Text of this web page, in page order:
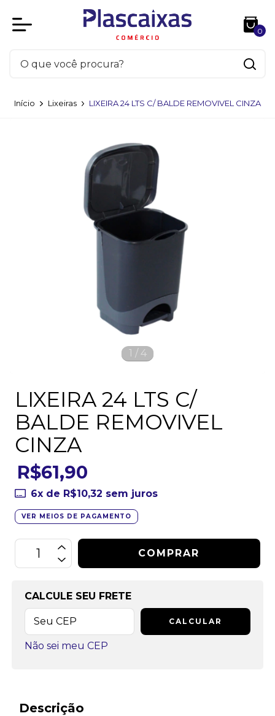
0
Início Lixeiras LIXEIRA 24 LTS C/ BALDE REMOVIVEL CINZA
1 / 4
LIXEIRA 24 LTS C/
BALDE REMOVIVEL
CINZA
R$61,90
6x de R$10,32 sem juros
VER MEIOS DE PAGAMENTO
CALCULE SEU FRETE
CALCULAR
Não sei meu CEP
Descrição